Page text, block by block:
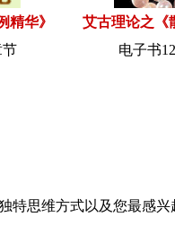
精华》
艾古理论之《
节
电子书
特思维方式以及您最感兴